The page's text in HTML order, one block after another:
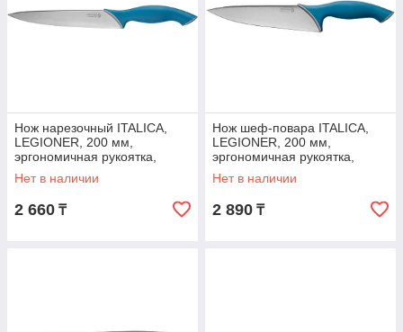
Нож нарезочный ITALICA,
LEGIONER, 200 мм,
эргономичная рукоятка,
нержавеющее лезвие
(47963)
Нет в наличии
2 660 ₸
Нож шеф-повара ITALICA,
LEGIONER, 200 мм,
эргономичная рукоятка,
нержавеющее лезвие
(47961)
Нет в наличии
2 890 ₸